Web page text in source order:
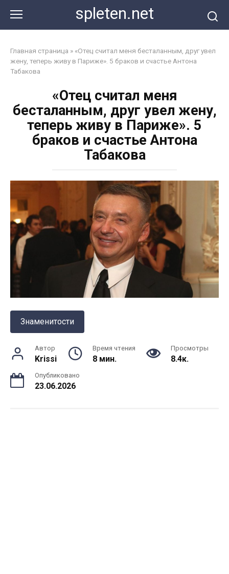
контенту
spleten.net
Главная страница » «Отец считал меня бесталанным, друг увел
жену, теперь живу в Париже». 5 браков и счастье Антона
Табакова
«Отец считал меня
бесталанным, друг увел жену,
теперь живу в Париже». 5
браков и счастье Антона
Табакова
Знаменитости
Автор
Krissi
Время чтения
8 мин.
Просмотры
8.4к.
Опубликовано
23.06.2026